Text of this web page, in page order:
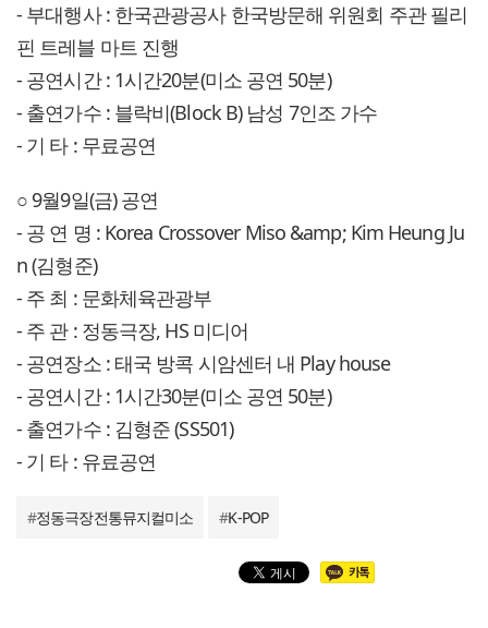
- 부대행사 : 한국관광공사 한국방문해 위원회 주관 필리
핀 트레블 마트 진행
- 공연시간 : 1시간20분(미소 공연 50분)
- 출연가수 : 블락비(Block B) 남성 7인조 가수
- 기 타 : 무료공연
○ 9월9일(금) 공연
- 공 연 명 : Korea Crossover Miso &amp; Kim Heung Ju
n (김형준)
- 주 최 : 문화체육관광부
- 주 관 : 정동극장, HS 미디어
- 공연장소 : 태국 방콕 시암센터 내 Play house
- 공연시간 : 1시간30분(미소 공연 50분)
- 출연가수 : 김형준 (SS501)
- 기 타 : 유료공연
#정동극장전통뮤지컬미소 #K-POP